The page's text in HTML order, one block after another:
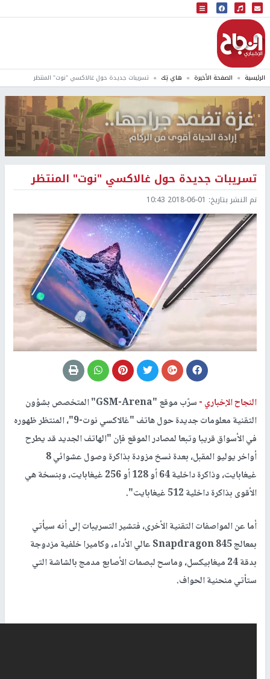
البث المباشر
إذاعة النجاح
الرئيسية الصفحة الأخيرة هاي تِك تسريبات جديدة حول غالاكسي "نوت" المنتظر
تسريبات جديدة حول غالاكسي "نوت" المنتظر
تم النشر بتاريخ: 2018-06-01 10:43
النجاح الإخباري -
سرّب موقع "GSM-Arena" المتخصص بشؤون
التقنية معلومات جديدة حول هاتف "غالاكسي نوت-9"، المنتظر ظهوره
في الأسواق قريبا وتبعا لمصادر الموقع فإن "الهاتف الجديد قد يطرح
أواخر يوليو المقبل، بعدة نسخ مزودة بذاكرة وصول عشوائي 8
غيغابايت، وذاكرة داخلية 64 أو 128 أو 256 غيغابايت، وبنسخة هي
الأقوى بذاكرة داخلية 512 غيغابايت".
أما عن المواصفات التقنية الأخرى، فتشير التسريبات إلى أنه سيأتي
بمعالج Snapdragon 845 عالي الأداء، وكاميرا خلفية مزدوجة
بدقة 24 ميغابيكسل، وماسح لبصمات الأصابع مدمج بالشاشة التي
ستأتي منحنية الحواف.